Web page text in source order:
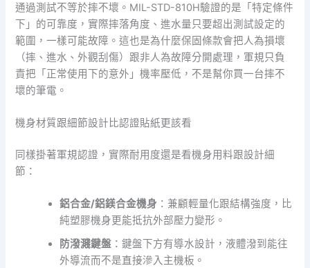
通過測試不等於摔不壞。MIL-STD-810H驗證的是「特定條件
下」的可靠度，實際摔落角度、進水量只要超出測試設定的
範圍，一樣可能故障。這也是為什麼保固條款會把人為損壞
（摔、進水、外觀刮傷）跟非人為故障分開處理，軍規只負
責把「正常使用下的意外」機率壓低，不是幫你買一台摔不
壞的筆電。
機身材質跟細節設計比認證貼紙更該看
同樣掛著軍規認證，實際耐用度還是看機身用料跟設計細
節：
鋁合金/鋁鎂合金機身 ：兼顧輕量化跟結構強度，比
純塑膠機身更能抵抗外部壓力變形。
防潑濺鍵盤 ：鍵盤下方有導水設計，液體潑到能往
外導流而不是直接滲入主機板。